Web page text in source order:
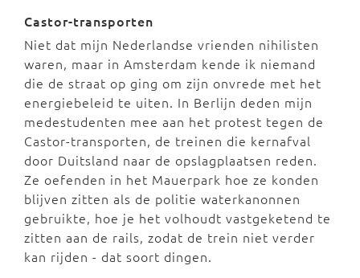
Castor-transporten
Niet dat mijn Nederlandse vrienden nihilisten
waren, maar in Amsterdam kende ik niemand
die de straat op ging om zijn onvrede met het
energiebeleid te uiten. In Berlijn deden mijn
medestudenten mee aan het protest tegen de
Castor-transporten, de treinen die kernafval
door Duitsland naar de opslagplaatsen reden.
Ze oefenden in het Mauerpark hoe ze konden
blijven zitten als de politie waterkanonnen
gebruikte, hoe je het volhoudt vastgeketend te
zitten aan de rails, zodat de trein niet verder
kan rijden - dat soort dingen.